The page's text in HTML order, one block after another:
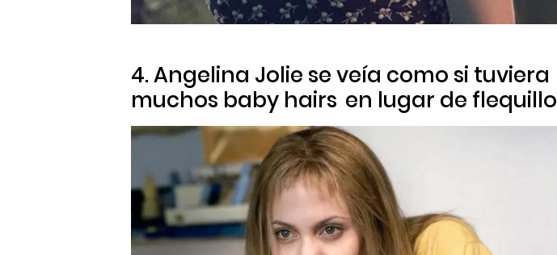
4. Angelina Jolie se veía como si tuviera
muchos baby hairs en lugar de flequillo